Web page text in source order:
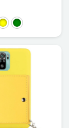
Groen